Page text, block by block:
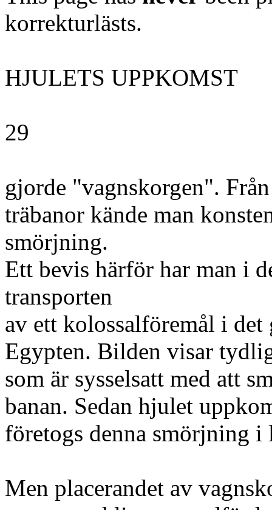
korrekturlästs.
HJULETS UPPKOMST
29
gjorde "vagnskorgen".
träbanor kände man
smörjning.
Ett bevis härför har man i
transporten
av ett kolossalföremål i det
Egypten. Bilden visar
som är sysselsatt med att
banan. Sedan hjulet
företogs denna smörjning i
Men placerandet av